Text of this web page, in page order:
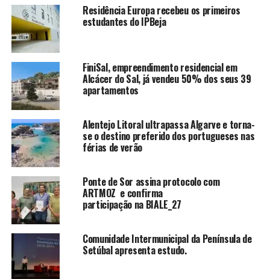
Residência Europa recebeu os primeiros
estudantes do IPBeja
FiniSal, empreendimento residencial em
Alcácer do Sal, já vendeu 50% dos seus 39
apartamentos
Alentejo Litoral ultrapassa Algarve e torna-
se o destino preferido dos portugueses nas
férias de verão
Ponte de Sor assina protocolo com
ARTMOZ e confirma
participação na BIALE_27
Comunidade Intermunicipal da Península de
Setúbal apresenta estudo.